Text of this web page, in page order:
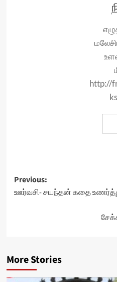
http://
Post
navigation
Previous:
ஊர்வசி- சயந்தன் கதை
More Stories